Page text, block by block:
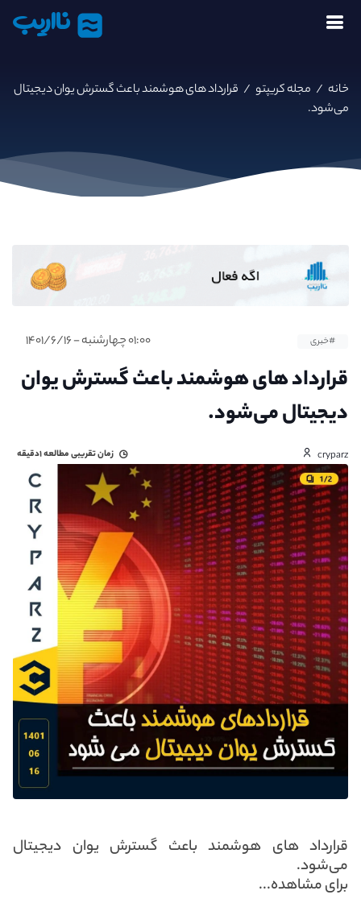
نااریب
خانه / مجله کریپتو / قرارداد های هوشمند باعث گسترش یوان دیجیتال
می‌شود.
#خبری ۰۱:۰۰ چهارشنبه - ۱۴۰۱/۶/۱۶
قرارداد های هوشمند باعث گسترش یوان
دیجیتال می‌شود.
cryparz زمان تقریبی مطالعه۱دقیقه
قرارداد های هوشمند باعث گسترش یوان دیجیتال
می‌شود.
برای مشاهده...